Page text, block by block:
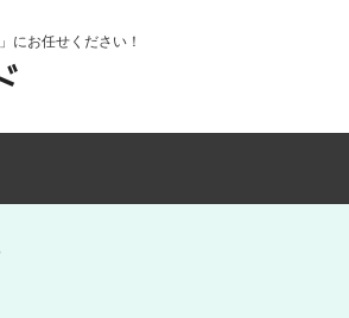
にお任せください！